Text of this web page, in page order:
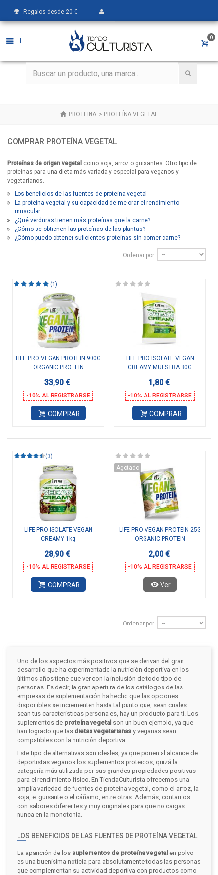
Regalos desde 20 €
0
PROTEINA > PROTEÍNA VEGETAL
COMPRAR PROTEÍNA VEGETAL
Proteínas de origen vegetal como soja, arroz o guisantes. Otro tipo de
proteínas para una dieta más variada y especial para veganos y
vegetarianos.
Los beneficios de las fuentes de proteína vegetal
La proteína vegetal y su capacidad de mejorar el rendimiento
muscular
¿Qué verduras tienen más proteínas que la carne?
¿Cómo se obtienen las proteínas de las plantas?
¿Cómo puedo obtener suficientes proteínas sin comer carne?
Ordenar por
(1)
LIFE PRO VEGAN PROTEIN 900G
ORGANIC PROTEIN
33,90 €
-10% AL REGISTRARSE
COMPRAR
LIFE PRO ISOLATE VEGAN
CREAMY MUESTRA 30G
1,80 €
-10% AL REGISTRARSE
COMPRAR
(3)
LIFE PRO ISOLATE VEGAN
CREAMY 1kg
28,90 €
-10% AL REGISTRARSE
COMPRAR
Agotado
LIFE PRO VEGAN PROTEIN 25G
ORGANIC PROTEIN
2,00 €
-10% AL REGISTRARSE
Ver
Ordenar por
Uno de los aspectos más positivos que se derivan del gran
desarrollo que ha experimentado la nutrición deportiva en los
últimos años tiene que ver con la inclusión de todo tipo de
personas. Es decir, la gran apertura de los catálogos de las
empresas de suplementación ha hecho que las opciones
disponibles se incrementen hasta tal punto que, sean cuales
sean tus características personales, hay un producto para ti. Los
suplementos de proteína vegetal son un buen ejemplo, ya que
han logrado que las dietas vegetarianas y veganas sean
compatibles con la nutrición deportiva.
Este tipo de alternativas son ideales, ya que ponen al alcance de
deportistas veganos los suplementos proteicos, quizá la
categoría más utilizada por sus grandes propiedades positivas
para el rendimiento físico. En TiendaCulturista ofrecemos una
amplia variedad de fuentes de proteína vegetal, como el arroz, la
soja, el guisante o el cáñamo, entre otras. Además, contamos
con sabores diferentes y muy originales para que no caigas
nunca en la monotonía.
LOS BENEFICIOS DE LAS FUENTES DE PROTEÍNA VEGETAL
La aparición de los suplementos de proteína vegetal en polvo
es una buenísima noticia para absolutamente todas las personas
que complementan su actividad deportiva con productos como